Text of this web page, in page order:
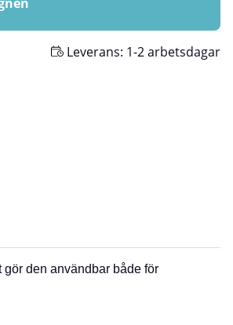
Leverans: 1-2 arbetsdagar
den användbar både för